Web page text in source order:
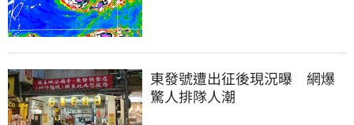
東發號遭出征後現況曝　網爆
驚人排隊人潮